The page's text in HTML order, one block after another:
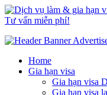
Dịch vụ làm & gia hạn
Home
Gia hạn visa
Gia hạn visa
Gia hạn visa